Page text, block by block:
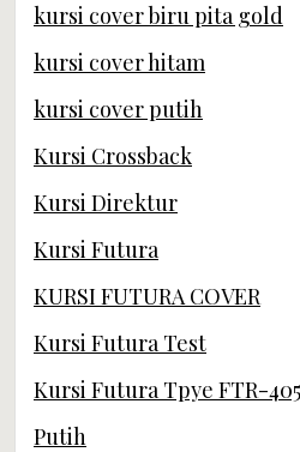
kursi cover biru pita gold
kursi cover hitam
kursi cover putih
Kursi Crossback
Kursi Direktur
Kursi Futura
KURSI FUTURA COVER
Kursi Futura Test
Kursi Futura Tpye FTR-
Putih